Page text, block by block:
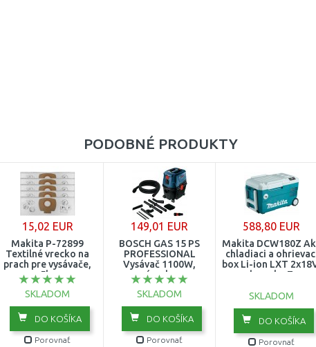
PODOBNÉ PRODUKTY
15,02 EUR
Makita P-72899
Textilné vrecko na
prach pre vysávače,
5ks
SKLADOM
DO KOŠÍKA
Porovnať
149,01 EUR
BOSCH GAS 15 PS
PROFESSIONAL
Vysávač 1100W,
zásuvka,
poloautomatický
oklep, 06019E5100
SKLADOM
DO KOŠÍKA
Porovnať
588,80 EUR
Makita DCW180Z
chladiaci a
box Li-ion LXT
bez aku Z
SKLADOM
DO KOŠÍKA
Porovnať